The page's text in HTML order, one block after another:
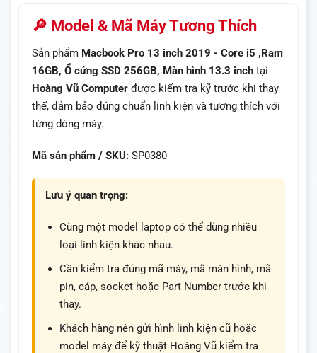
🔎 Model & Mã Máy Tương Thích
Sản phẩm Macbook Pro 13 inch 2019 - Core i5 ,Ram
16GB, Ổ cứng SSD 256GB, Màn hình 13.3 inch tại
Hoàng Vũ Computer được kiểm tra kỹ trước khi thay
thế, đảm bảo đúng chuẩn linh kiện và tương thích với
từng dòng máy.
Mã sản phẩm / SKU: SP0380
Lưu ý quan trọng:
Cùng một model laptop có thể dùng nhiều
loại linh kiện khác nhau.
Cần kiểm tra đúng mã máy, mã màn hình, mã
pin, cáp, socket hoặc Part Number trước khi
thay.
Khách hàng nên gửi hình linh kiện cũ hoặc
model máy để kỹ thuật Hoàng Vũ kiểm tra